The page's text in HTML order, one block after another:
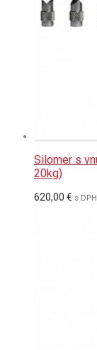
Silomer s
20kg)
620,00 € s